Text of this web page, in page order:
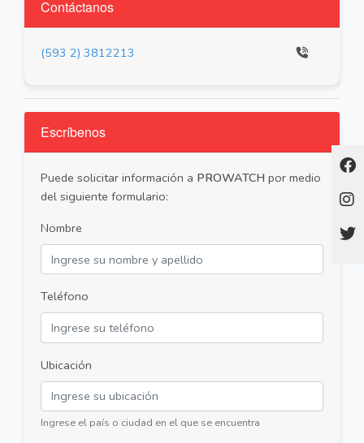
Contáctanos
(593 2) 3812213
Escríbenos
Puede solicitar información a PROWATCH por medio
del siguiente formulario:
Nombre
Teléfono
Ubicación
Ingrese el país o ciudad en el que se encuentra